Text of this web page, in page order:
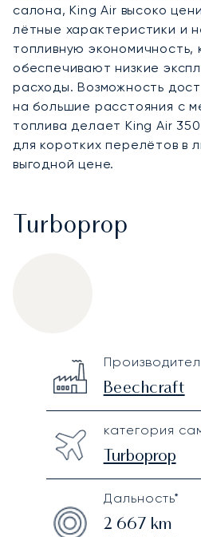
салона, King Air высоко
лётные характеристики и
топливную экономичность,
обеспечивают низкие
расходы. Возможность
на большие расстояния с
топлива делает King Air
для коротких перелётов в
выгодной цене.
Turboprop
Technical specifications
Beechcraft
категория
Turboprop
Дальность*
2 667 km